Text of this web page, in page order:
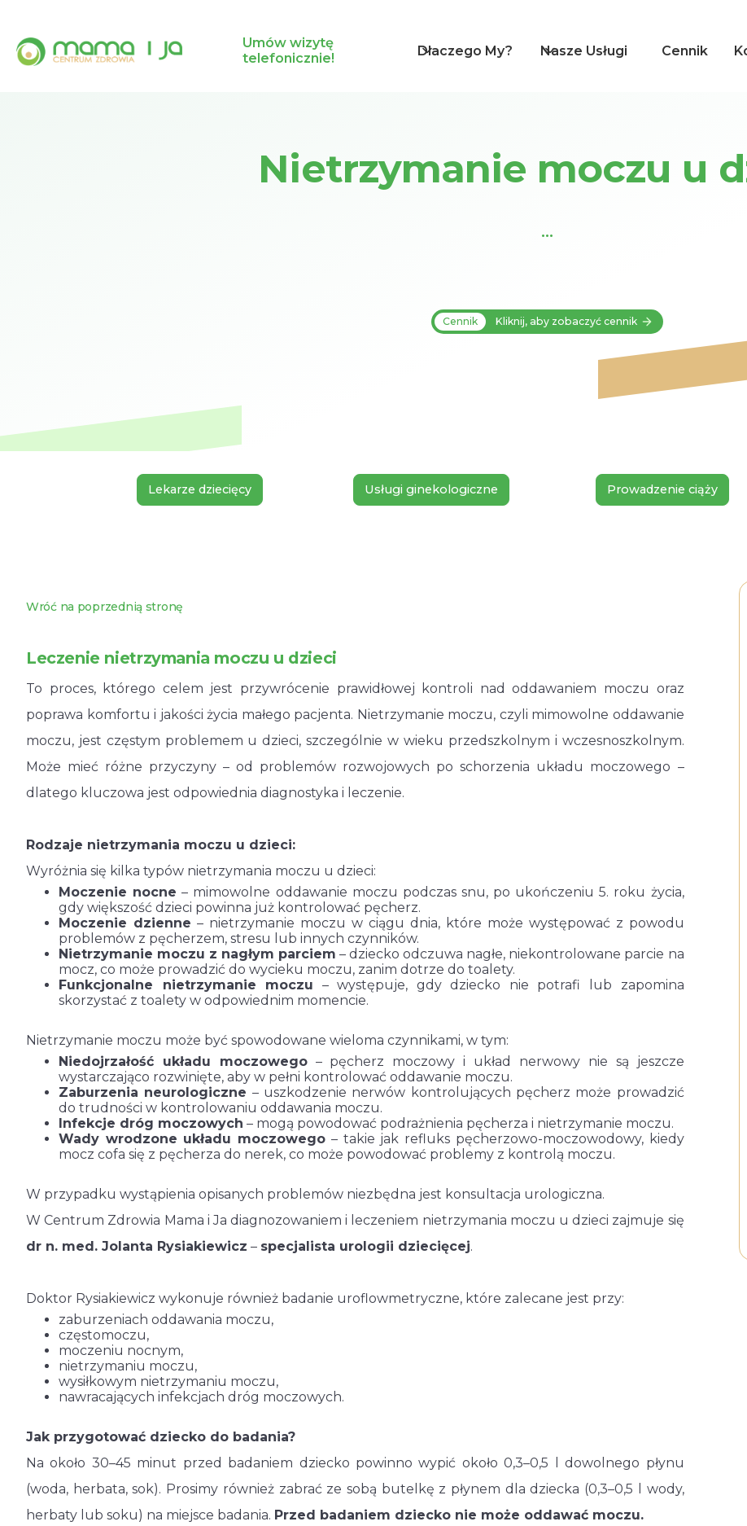
Umów wizytę
telefonicznie!
Dlaczego My? Nasze Usługi Cennik
Nietrzymanie moczu u
...
Cennik Kliknij, aby zobaczyć cennik
Lekarze dziecięcy Usługi ginekologiczne Prowadzenie ciąży
Wróć na poprzednią stronę
Leczenie nietrzymania moczu u dzieci
To proces, którego celem jest przywrócenie prawidłowej kontroli nad oddawaniem moczu oraz
poprawa komfortu i jakości życia małego pacjenta. Nietrzymanie moczu, czyli mimowolne oddawanie
moczu, jest częstym problemem u dzieci, szczególnie w wieku przedszkolnym i wczesnoszkolnym.
Może mieć różne przyczyny – od problemów rozwojowych po schorzenia układu moczowego –
dlatego kluczowa jest odpowiednia diagnostyka i leczenie.
Rodzaje nietrzymania moczu u dzieci:
Wyróżnia się kilka typów nietrzymania moczu u dzieci:
Moczenie nocne – mimowolne oddawanie moczu podczas snu, po ukończeniu 5. roku życia,
gdy większość dzieci powinna już kontrolować pęcherz.
Moczenie dzienne – nietrzymanie moczu w ciągu dnia, które może występować z powodu
problemów z pęcherzem, stresu lub innych czynników.
Nietrzymanie moczu z nagłym parciem – dziecko odczuwa nagłe, niekontrolowane parcie na
mocz, co może prowadzić do wycieku moczu, zanim dotrze do toalety.
Funkcjonalne nietrzymanie moczu – występuje, gdy dziecko nie potrafi lub zapomina
skorzystać z toalety w odpowiednim momencie.
Nietrzymanie moczu może być spowodowane wieloma czynnikami, w tym:
Niedojrzałość układu moczowego– pęcherz moczowy i układ nerwowy nie są jeszcze
wystarczająco rozwinięte, aby w pełni kontrolować oddawanie moczu.
Zaburzenia neurologiczne – uszkodzenie nerwów kontrolujących pęcherz może prowadzić
do trudności w kontrolowaniu oddawania moczu.
Infekcje dróg moczowych – mogą powodować podrażnienia pęcherza i nietrzymanie moczu.
Wady wrodzone układu moczowego – takie jak refluks pęcherzowo-moczowodowy, kiedy
mocz cofa się z pęcherza do nerek, co może powodować problemy z kontrolą moczu.
W przypadku wystąpienia opisanych problemów niezbędna jest konsultacja urologiczna.
W Centrum Zdrowia Mama i Ja diagnozowaniem i leczeniem nietrzymania moczu u dzieci zajmuje się
dr n. med. Jolanta Rysiakiewicz – specjalista urologii dziecięcej.
Doktor Rysiakiewicz wykonuje również badanie uroflowmetryczne, które zalecane jest przy:
zaburzeniach oddawania moczu,
częstomoczu,
moczeniu nocnym,
nietrzymaniu moczu,
wysiłkowym nietrzymaniu moczu,
nawracających infekcjach dróg moczowych.
Jak przygotować dziecko do badania?
Na około 30–45 minut przed badaniem dziecko powinno wypić około 0,3–0,5 l dowolnego płynu
(woda, herbata, sok). Prosimy również zabrać ze sobą butelkę z płynem dla dziecka (0,3–0,5 l wody,
herbaty lub soku) na miejsce badania. Przed badaniem dziecko nie może oddawać moczu.